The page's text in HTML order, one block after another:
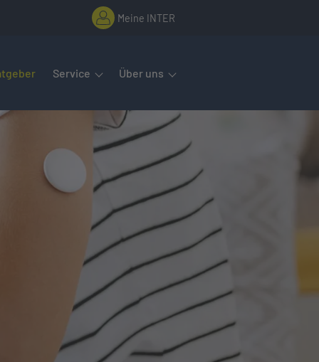
Meine INTER
öffnet man mit der Leertaste oder Pfeil nach unten.
Service Über uns